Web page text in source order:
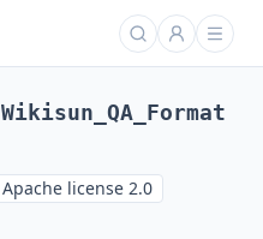
Wikisun_QA_Format
Apache license 2.0